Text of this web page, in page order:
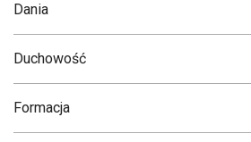
Dania
Duchowość
Formacja